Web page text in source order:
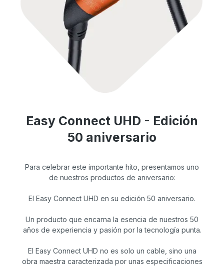
Easy Connect UHD - Edición
50 aniversario
Para celebrar este importante hito, presentamos uno
de nuestros productos de aniversario:
El Easy Connect UHD en su edición 50 aniversario.
Un producto que encarna la esencia de nuestros 50
años de experiencia y pasión por la tecnología punta.
El Easy Connect UHD no es solo un cable, sino una
obra maestra caracterizada por unas especificaciones